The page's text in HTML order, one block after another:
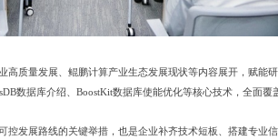
质量发展、鲲鹏计算产业生态发展现状等内容展开，赋能
数据库介绍、BoostKit数据库使能优化等核心技术，全面覆
发展路线的关键举措，也是企业补齐技术短板、搭建专业